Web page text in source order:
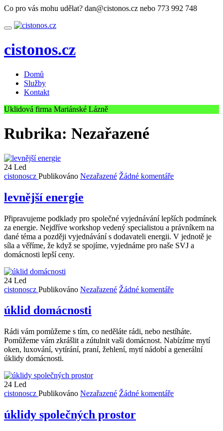
Přeskočit
obsah
Co pro vás mohu udělat? dan@cistonos.cz nebo 773 992 748
Přepnout
cistonos.cz
Domů
Služby
Kontakt
Uklidová firma Mariánské Lázně
Rubrika: Nezařazené
24 Led
cistonoscz Publikováno Nezařazené Žádné komentáře
levnější energie
Připravujeme podklady pro společné vyjednávání lepších podmínek
za energie. Nejdříve workshop vedený specialistou a právníkem na
dané téma a později vyjednávání s dodavateli energii. V jednotě je
síla a věříme, že když se spojíme, vyjednáme pro naše SVJ a
domácnosti lepší ceny.
24 Led
cistonoscz Publikováno Nezařazené Žádné komentáře
úklid domácnosti
Rádi vám pomůžeme s tím, co neděláte rádi, nebo nestíháte.
Pomůžeme vám zkrášlit a zútulnit vaši domácnost. Nabízíme mytí
oken, luxování, vytírání, praní, žehlení, mytí nádobí a generální
úklidy domácnosti.
24 Led
cistonoscz Publikováno Nezařazené Žádné komentáře
úklidy společných prostor